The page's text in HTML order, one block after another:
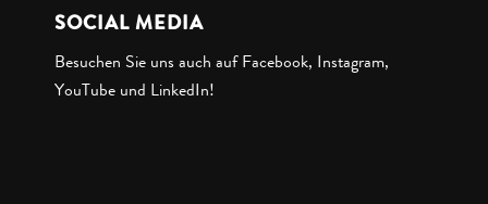
SOCIAL MEDIA
Besuchen Sie uns auch auf Facebook, Instagram,
YouTube und LinkedIn!